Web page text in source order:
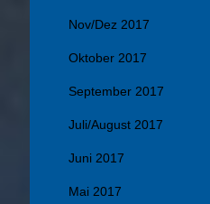
Nov/Dez 2017
Oktober 2017
September 2017
Juli/August 2017
Juni 2017
Mai 2017